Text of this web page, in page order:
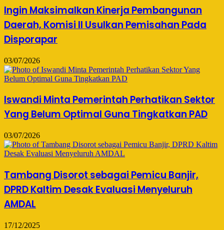
Ingin Maksimalkan Kinerja Pembangunan
Daerah, Komisi II Usulkan Pemisahan Pada
Disporapar
03/07/2026
Iswandi Minta Pemerintah Perhatikan Sektor
Yang Belum Optimal Guna Tingkatkan PAD
03/07/2026
Tambang Disorot sebagai Pemicu Banjir,
DPRD Kaltim Desak Evaluasi Menyeluruh
AMDAL
17/12/2025